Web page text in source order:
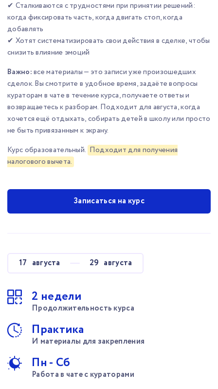
✔ Сталкиваются с трудностями при принятии решений:
когда фиксировать часть, когда двигать стоп, когда
добавлять
✔ Хотят систематизировать свои действия в сделке, чтобы
снизить влияние эмоций
Важно:все материалы — это записи уже произошедших
сделок. Вы смотрите в удобное время, задаёте вопросы
кураторам в чате в течение курса, получаете ответы и
возвращаетесь к разборам. Подходит для августа, когда
хочется ещё отдыхать, собирать детей в школу или просто
не быть привязанным к экрану.
Курс образовательный. Подходит для получения
налогового вычета.
Записаться на курс
17 августа 29 августа
2 недели
Продолжительность курса
Практика
И материалы для закрепления
Пн - Сб
Работа в чате с кураторами